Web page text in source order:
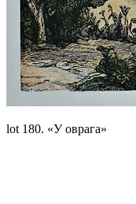
lot 180. «У оврага»